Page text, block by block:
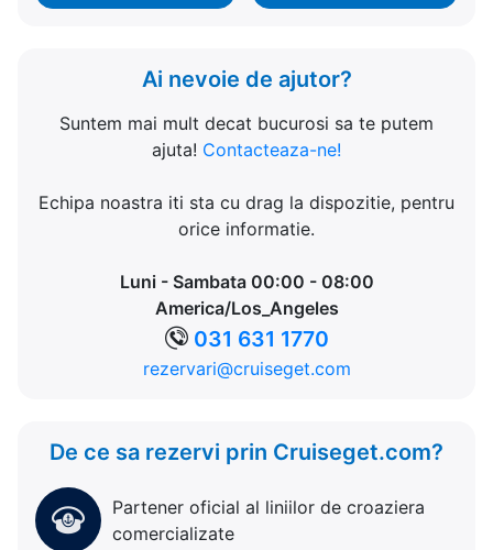
Ai nevoie de ajutor?
Suntem mai mult decat bucurosi sa te putem
ajuta! Contacteaza-ne!
Echipa noastra iti sta cu drag la dispozitie, pentru
orice informatie.
Luni - Sambata 00:00 - 08:00
America/Los_Angeles
031 631 1770
rezervari@cruiseget.com
De ce sa rezervi prin Cruiseget.com?
Partener oficial al liniilor de croaziera
comercializate